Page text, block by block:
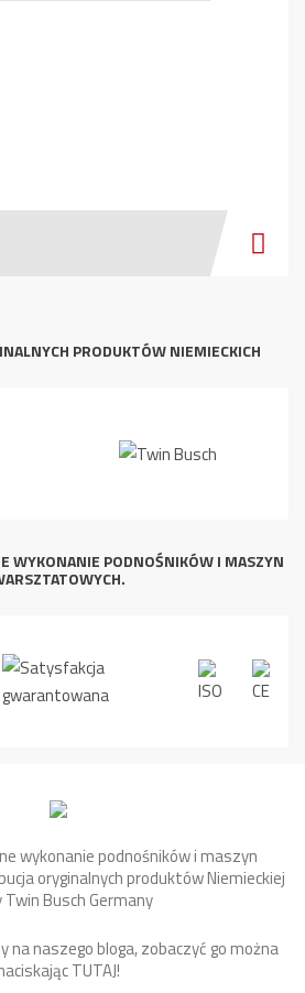
PRODUKTÓW NIEMIECKICH
WYKONANIE PODNOŚNIKÓW I MASZYN
wykonanie podnośników i maszyn
oryginalnych produktów Niemieckiej
Busch Germany
na naszego bloga, zobaczyć go można
TUTAJ!